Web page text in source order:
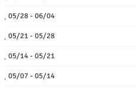
05/28 - 06/04
05/21 - 05/28
05/14 - 05/21
05/07 - 05/14